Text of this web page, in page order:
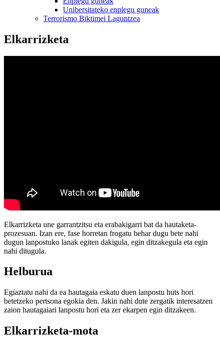
Unibersitateko enplegu guneak
Terrorismo Biktimei Laguntzea
Elkarrizketa
Elkarrizketa une garrantzitsu eta erabakigarri bat da hautaketa-
prozesuan. Izan ere, fase horretan frogatu behar dugu bete nahi
dugun lanpostuko lanak egiten dakigula, egin ditzakegula eta egin
nahi ditugula.
Helburua
Egiaztatu nahi da ea hautagaia eskatu duen lanpostu huts hori
betetzeko pertsona egokia den. Jakin nahi dute zergatik interesatzen
zaion hautagaiari lanpostu hori eta zer ekarpen egin ditzakeen.
Elkarrizketa-mota